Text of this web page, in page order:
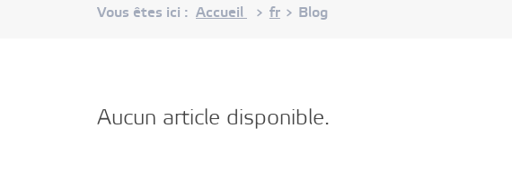
Vous êtes ici : Accueil > fr > Blog
Aucun article disponible.